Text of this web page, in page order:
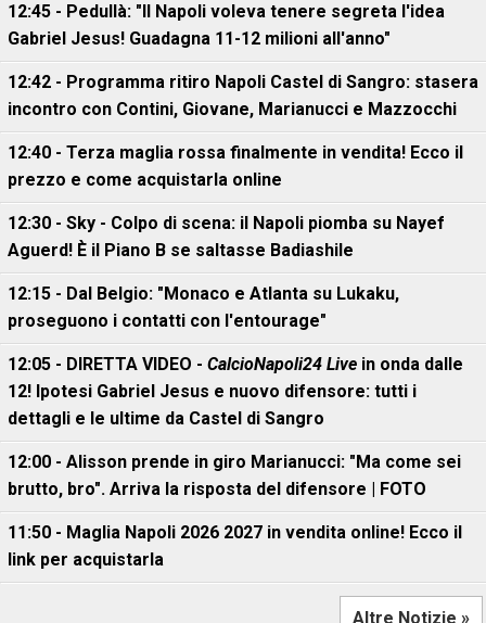
12:45 - Pedullà: "Il Napoli voleva tenere segreta l'idea
Gabriel Jesus! Guadagna 11-12 milioni all'anno"
12:42 - Programma ritiro Napoli Castel di Sangro: stasera
incontro con Contini, Giovane, Marianucci e Mazzocchi
12:40 - Terza maglia rossa finalmente in vendita! Ecco il
prezzo e come acquistarla online
12:30 - Sky - Colpo di scena: il Napoli piomba su Nayef
Aguerd! È il Piano B se saltasse Badiashile
12:15 - Dal Belgio: "Monaco e Atlanta su Lukaku,
proseguono i contatti con l'entourage"
12:05 - DIRETTA VIDEO - CalcioNapoli24 Live in onda dalle
12! Ipotesi Gabriel Jesus e nuovo difensore: tutti i
dettagli e le ultime da Castel di Sangro
12:00 - Alisson prende in giro Marianucci: "Ma come sei
brutto, bro". Arriva la risposta del difensore | FOTO
11:50 - Maglia Napoli 2026 2027 in vendita online! Ecco il
link per acquistarla
Altre Notizie »